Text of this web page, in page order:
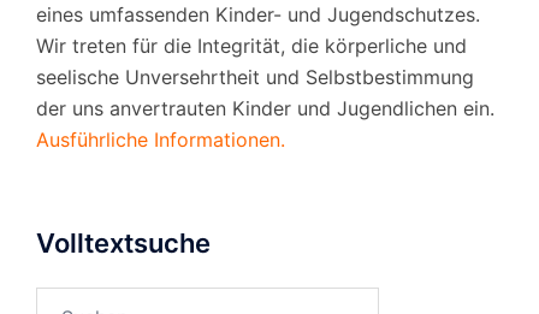
eines umfassenden Kinder- und Jugendschutzes.
Wir treten für die Integrität, die körperliche und
seelische Unversehrtheit und Selbstbestimmung
der uns anvertrauten Kinder und Jugendlichen ein.
Ausführliche Informationen.
Volltextsuche